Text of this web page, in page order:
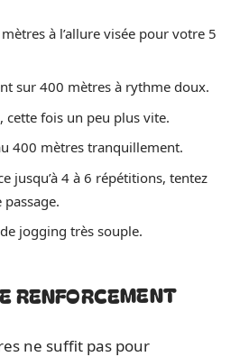
à l’allure visée pour votre 5
sur 400 mètres à rythme doux.
cette fois un peu plus vite.
400 mètres tranquillement.
jusqu’à 4 à 6 répétitions, tentez
passage.
jogging très souple.
RENFORCEMENT
ne suffit pas pour